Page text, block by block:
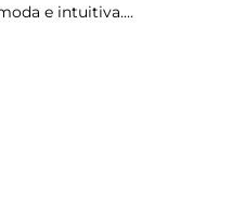
e intuitiva.…